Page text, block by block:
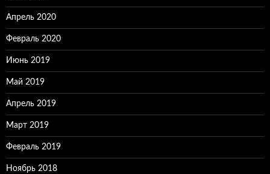
Апрель 2020
Февраль 2020
Июнь 2019
Май 2019
Апрель 2019
Март 2019
Февраль 2019
Ноябрь 2018